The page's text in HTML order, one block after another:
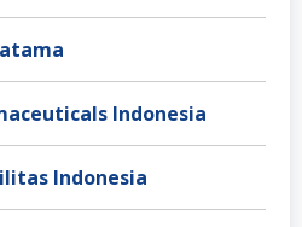
Indonesia
Indonesia